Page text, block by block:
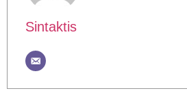
Sintaktis